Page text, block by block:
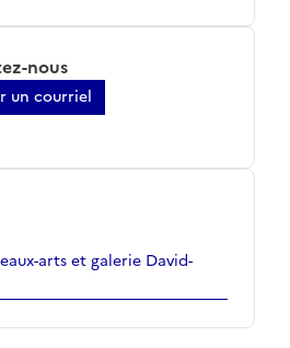
nous
un courriel
arts et galerie David-